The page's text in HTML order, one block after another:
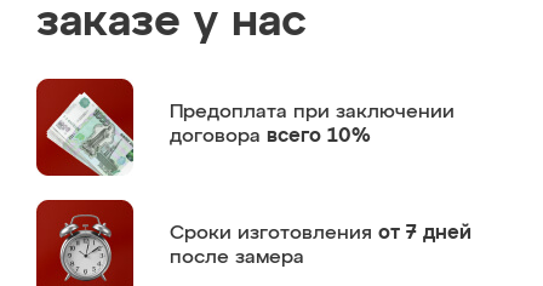
заказе у нас
Предоплата при заключении
договора всего 10%
Сроки изготовления от 7 дней
после замера